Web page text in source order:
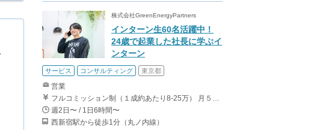
株式会社GreenEnergyPartners
インターン生60名活躍中！
24歳で起業した社長に学ぶイ
ンターン
サービス コンサルティング 東京都
営業
週2日〜 / 1日6時間〜
西新宿駅から徒歩1分（丸ノ内線）